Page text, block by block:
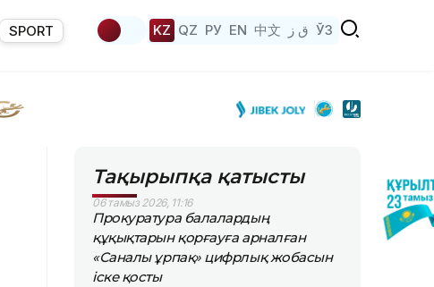
SPORT KZ QZ РУ EN 中文 ق ز ЎЗ
Тақырыпқа қатысты
06 тамыз 2026, 11:16
Прокуратура балалардың
құқықтарын қорғауға арналған
«Саналы ұрпақ» цифрлық жобасын
іске қосты